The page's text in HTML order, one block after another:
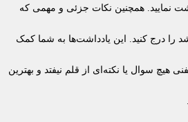
نمایید. همچنین نکات جزئی و مهمی که
را درج کنید. این یادداشت‌ها به شما کمک
هیچ سوال یا نکته‌ای از قلم نیفتد و بهترین